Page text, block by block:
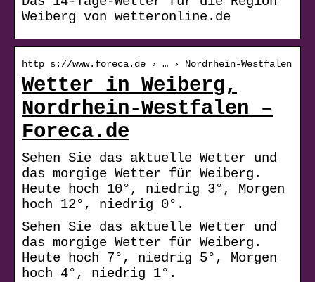
Weiberg von wetteronline.de
http s://www.foreca.de › … › Nordrhein-Westfalen
Wetter in Weiberg,
Nordrhein-Westfalen –
Foreca.de
Sehen Sie das aktuelle Wetter und
das morgige Wetter für Weiberg.
Heute hoch 10°, niedrig 3°, Morgen
hoch 12°, niedrig 0°.
Sehen Sie das aktuelle Wetter und
das morgige Wetter für Weiberg.
Heute hoch 7°, niedrig 5°, Morgen
hoch 4°, niedrig 1°.